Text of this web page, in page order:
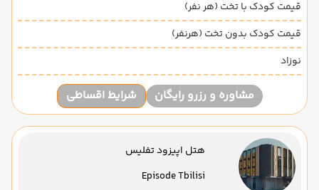
قیمت کودک با تخت (هر نفر)
قیمت کودک بدون تخت (هرنفر)
نوزاد
مشاوره و رزرو رایگان شرایط اقساطی
هتل اپیزود تفلیس
Episode Tbilisi